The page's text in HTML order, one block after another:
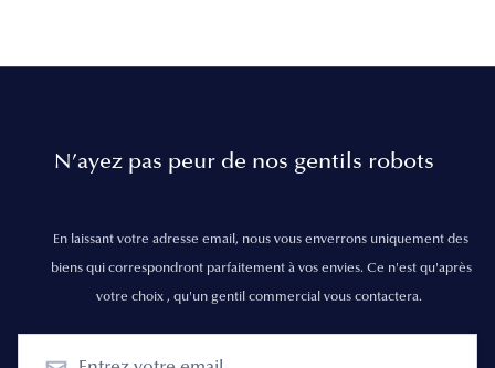
N’ayez pas peur de nos gentils robots
En laissant votre adresse email, nous vous enverrons uniquement des
biens qui correspondront parfaitement à vos envies. Ce n'est qu'après
votre choix , qu'un gentil commercial vous contactera.